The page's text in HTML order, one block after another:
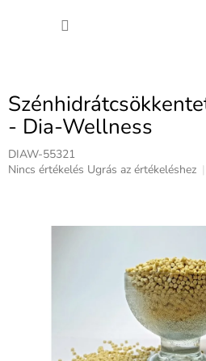
- Dia-Wellness
DIAW-55321
A
Nincs értékelés Ugrás az értékeléshez